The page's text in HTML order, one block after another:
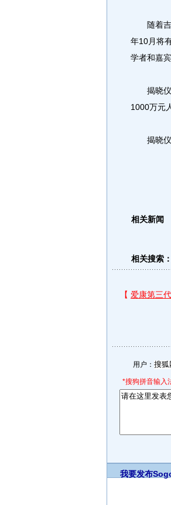
随着吉
年10月将
学者和嘉
揭晓仪
1000万元
揭晓仪
相关新闻
相关搜索：
用户：
*搜狗拼音输入
我要发布